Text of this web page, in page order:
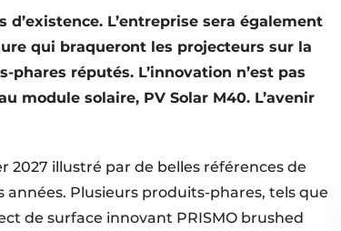
L’entreprise sera également
qui braqueront les projecteurs sur la
réputés. L’innovation n’est pas
module solaire, PV Solar M40. L’avenir
2027 illustré par de belles références de
Plusieurs produits-phares, tels que
de surface innovant PRISMO brushed